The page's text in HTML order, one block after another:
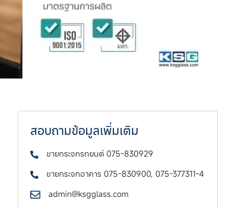
สอบถามข้อมูลเพิ่มเติม
ขายกระจกรถยนต์ 075-830929
ขายกระจกอาคาร 075-830900, 075-377311-4
admin@ksgglass.com